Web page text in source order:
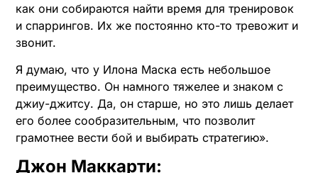
как они собираются найти время для тренировок
и спаррингов. Их же постоянно кто-то тревожит и
звонит.
Я думаю, что у Илона Маска есть небольшое
преимущество. Он намного тяжелее и знаком с
джиу-джитсу. Да, он старше, но это лишь делает
его более сообразительным, что позволит
грамотнее вести бой и выбирать стратегию».
Джон Маккарти: